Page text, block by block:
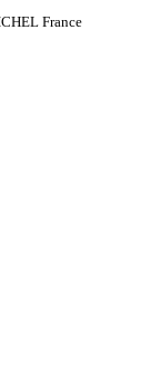
France